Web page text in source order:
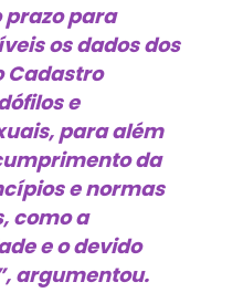
prazo para
os dados dos
Cadastro
e
para além
da
e normas
como a
e o devido
argumentou.